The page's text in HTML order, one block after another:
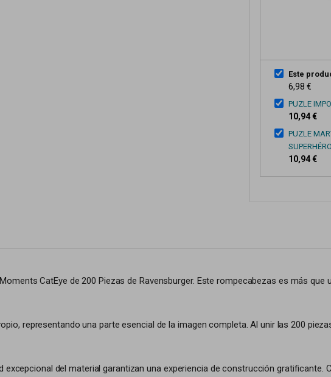
Este
6,98 €
PUZLE
10,94 €
PUZLE
10,94 €
CatEye de 200 Piezas de Ravensburger. Este rompecabezas es más
representando una parte esencial de la imagen completa. Al unir las 200
excepcional del material garantizan una experiencia de construcción